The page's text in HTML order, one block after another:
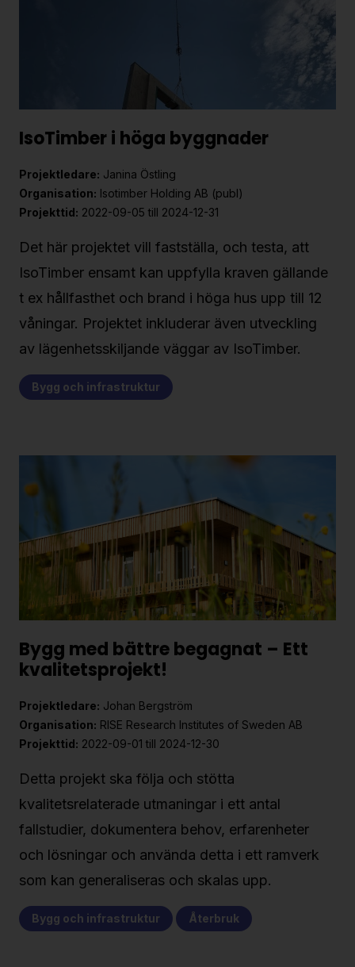
IsoTimber i höga byggnader
Projektledare: Janina Östling
Organisation: Isotimber Holding AB (publ)
Projekttid: 2022-09-05 till 2024-12-31
Det här projektet vill fastställa, och testa, att
IsoTimber ensamt kan uppfylla kraven gällande
t ex hållfasthet och brand i höga hus upp till 12
våningar. Projektet inkluderar även utveckling
av lägenhetsskiljande väggar av IsoTimber.
Bygg och infrastruktur
Bygg med bättre begagnat – Ett
kvalitetsprojekt!
Projektledare: Johan Bergström
Organisation: RISE Research Institutes of Sweden AB
Projekttid: 2022-09-01 till 2024-12-30
Detta projekt ska följa och stötta
kvalitetsrelaterade utmaningar i ett antal
fallstudier, dokumentera behov, erfarenheter
och lösningar och använda detta i ett ramverk
som kan generaliseras och skalas upp.
Bygg och infrastruktur Återbruk